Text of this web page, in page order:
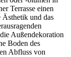
Terrasse einen
Ästhetik und das
Außendekoration
Boden des
Abfluss von